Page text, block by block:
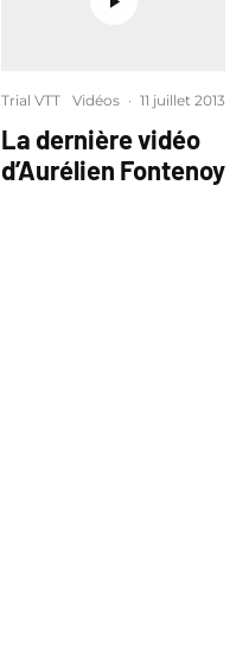
Trial VTT Vidéos · 11 juillet 2013
La dernière vidéo
d’Aurélien Fontenoy